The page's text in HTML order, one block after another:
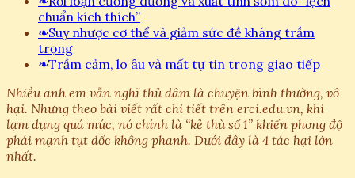
chuẩn kích thích”
❧Suy nhược cơ thể và giảm sức đề kháng trầm
trọng
❧Trầm cảm, lo âu và mất tự tin trong giao tiếp
Nhiều anh em vẫn nghĩ thủ dâm là chuyện bình thường, vô
hại. Nhưng theo bài viết rất chi tiết trên erci.edu.vn, khi
lạm dụng quá mức, nó chính là “kẻ thù số 1” khiến phong độ
phái mạnh tụt dốc không phanh. Dưới đây là 4 tác hại lớn
nhất.